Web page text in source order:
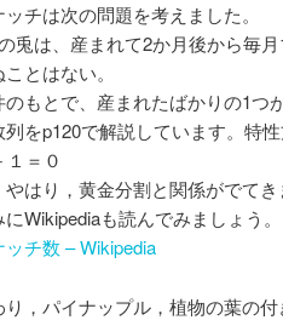
チは次の問題を考えました。
兎は、産まれて2か月後から毎月
とはない。
のもとで、産まれたばかりの1つ
をp120で解説しています。特
＝０
やはり，黄金分割と関係がでてき
Wikipediaも読んでみましょう。
ッチ数 – Wikipedia
，パイナップル，植物の葉の付